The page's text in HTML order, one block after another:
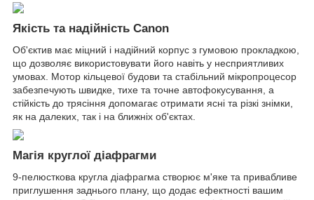
Якість та надійність Canon
Об'єктив має міцний і надійний корпус з гумовою прокладкою,
що дозволяє використовувати його навіть у несприятливих
умовах. Мотор кільцевої будови та стабільний мікропроцесор
забезпечують швидке, тихе та точне автофокусування, а
стійкість до трясіння допомагає отримати ясні та різкі знімки,
як на далеких, так і на ближніх об'єктах.
Магія круглої діафрагми
9-пелюсткова кругла діафрагма створює м'яке та привабливе
приглушення заднього плану, що додає ефектності вашим